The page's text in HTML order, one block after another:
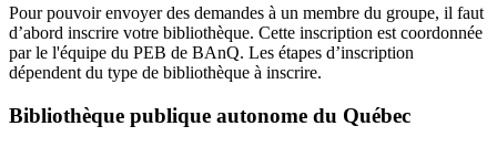
Pour pouvoir envoyer des demandes à un membre du groupe, il faut
d’abord inscrire votre bibliothèque. Cette inscription est coordonnée
par le l'équipe du PEB de BAnQ. Les étapes d’inscription
dépendent du type de bibliothèque à inscrire.
Bibliothèque publique autonome du Québec